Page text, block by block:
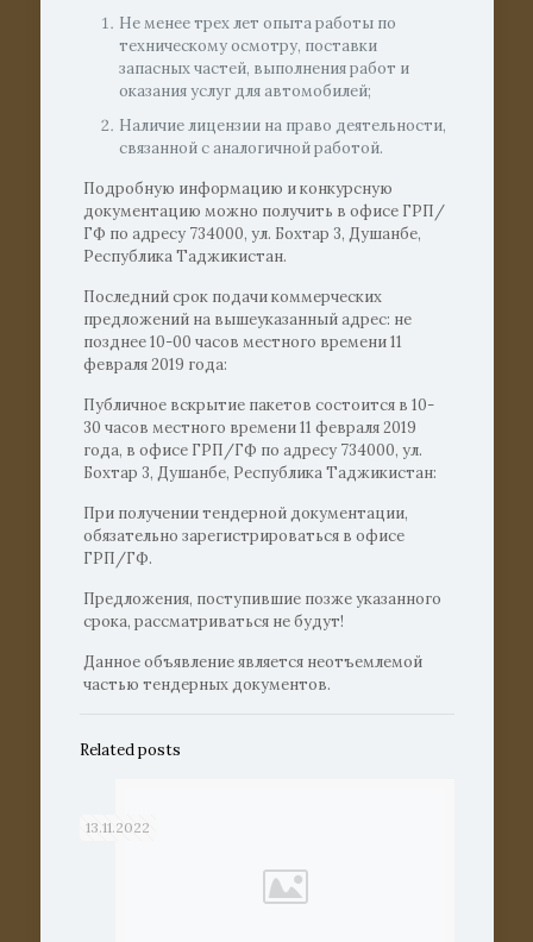
Не менее трех лет опыта работы по
техническому осмотру, поставки
запасных частей, выполнения работ и
оказания услуг для автомобилей;
Наличие лицензии на право деятельности,
связанной с аналогичной работой.
Подробную информацию и конкурсную
документацию можно получить в офисе ГРП/
ГФ по адресу 734000, ул. Бохтар 3, Душанбе,
Республика Таджикистан.
Последний срок подачи коммерческих
предложений на вышеуказанный адрес: не
позднее 10-00 часов местного времени 11
февраля 2019 года:
Публичное вскрытие пакетов состоится в 10-
30 часов местного времени 11 февраля 2019
года, в офисе ГРП/ГФ по адресу 734000, ул.
Бохтар 3, Душанбе, Республика Таджикистан:
При получении тендерной документации,
обязательно зарегистрироваться в офисе
ГРП/ГФ.
Предложения, поступившие позже указанного
срока, рассматриваться не будут!
Данное объявление является неотъемлемой
частью тендерных документов.
Related posts
13.11.2022